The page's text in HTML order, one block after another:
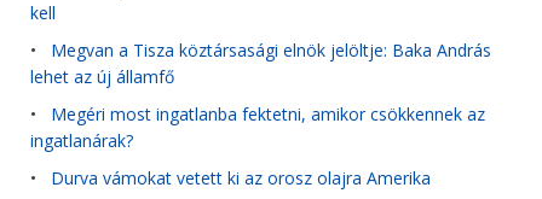
kell
• Megvan a Tisza köztársasági elnök jelöltje: Baka András
lehet az új államfő
• Megéri most ingatlanba fektetni, amikor csökkennek az
ingatlanárak?
• Durva vámokat vetett ki az orosz olajra Amerika